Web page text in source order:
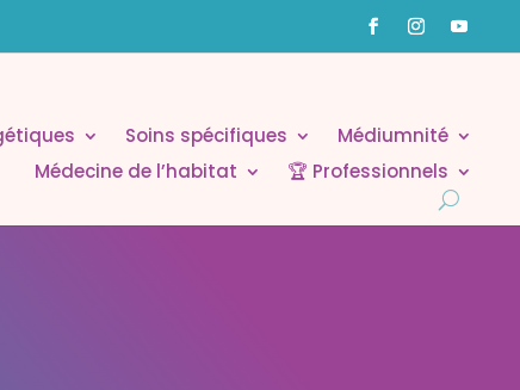
Soins spécifiques
Médiumnité
Médecine de l’habitat
🏆 Professionnels